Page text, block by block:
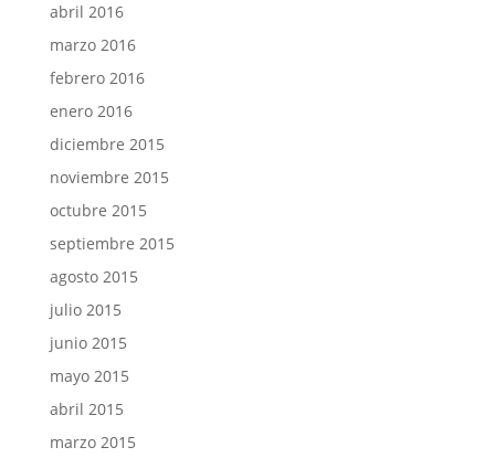
abril 2016
marzo 2016
febrero 2016
enero 2016
diciembre 2015
noviembre 2015
octubre 2015
septiembre 2015
agosto 2015
julio 2015
junio 2015
mayo 2015
abril 2015
marzo 2015